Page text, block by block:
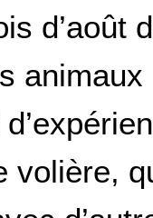
d’août
volière,